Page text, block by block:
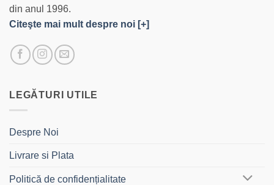
din anul 1996.
Citeşte mai mult despre noi [+]
LEGĂTURI UTILE
Despre Noi
Livrare si Plata
Politică de confidențialitate